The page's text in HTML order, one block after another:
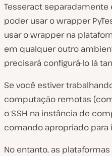
Tesseract
poder usar o wrapper
usar o wrapper na
em qualquer outro
precisará configurá-lo lá
Se você estiver
computação remotas
o SSH na instância de
comando apropriado para
No entanto, as